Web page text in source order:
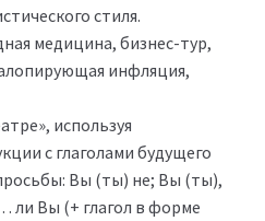
стиля.
медицина, бизнес-тур,
инфляция,
используя
с глаголами будущего
Вы (ты) не; Вы (ты),
Вы (+ глагол в форме